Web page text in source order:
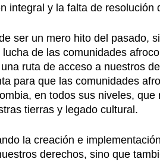
integral y la falta de resolución
ser un mero hito del pasado,
de las comunidades
ruta de acceso a nuestros
para que las comunidades
en todos sus niveles, que
tierras y legado cultural.
la creación e
derechos, sino que